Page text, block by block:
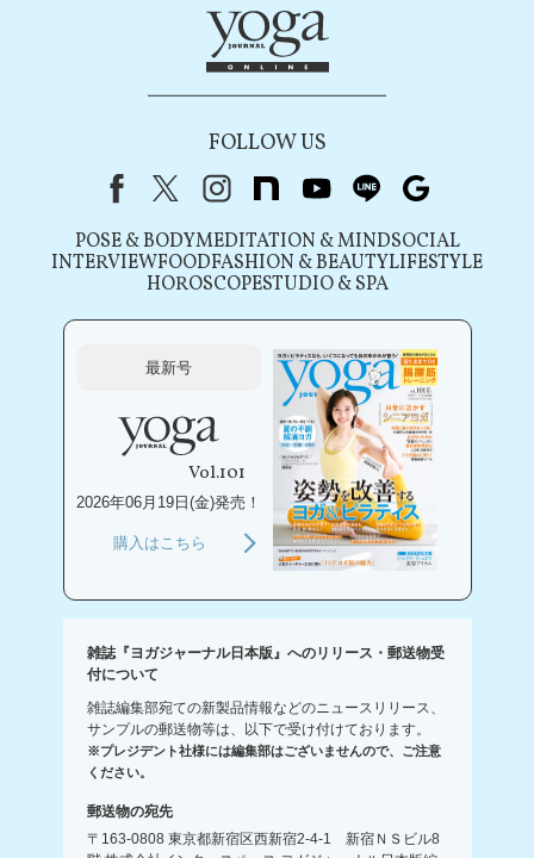
FOLLOW US
FacebookX（旧Twitter）
instagram
note youtubeline
POSE & BODYMEDITATION & MINDSOCIAL
INTERVIEWFOODFASHION & BEAUTYLIFESTYLE
HOROSCOPESTUDIO & SPA
最新号
Vol.101
2026年06月19日(金)発売！
購入はこちら
雑誌『ヨガジャーナル日本版』へのリリース・郵送物受
付について
雑誌編集部宛ての新製品情報などのニュースリリース、
サンプルの郵送物等は、以下で受け付けております。
※プレジデント社様には編集部はございませんので、ご注意
ください。
郵送物の宛先
〒163-0808 東京都新宿区西新宿2-4-1 新宿ＮＳビル8